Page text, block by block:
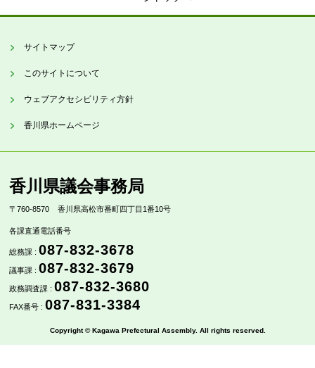
サイトマップ
このサイトについて
ウェブアクセシビリティ方針
香川県ホームページ
香川県議会事務局
〒760-8570 香川県高松市番町四丁目1番10号
各課直通電話番号
総務課 : 087-832-3678
議事課 : 087-832-3679
政務調査課 : 087-832-3680
FAX番号 : 087-831-3384
Copyright © Kagawa Prefectural Assembly. All rights reserved.